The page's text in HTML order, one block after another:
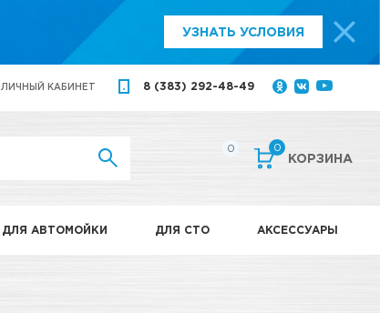
УЗНАТЬ УСЛОВИЯ
ЛИЧНЫЙ КАБИНЕТ 8 (383) 292-48-49
0 0
КОРЗИНА
ДЛЯ АВТОМОЙКИ ДЛЯ СТО АКСЕССУАРЫ